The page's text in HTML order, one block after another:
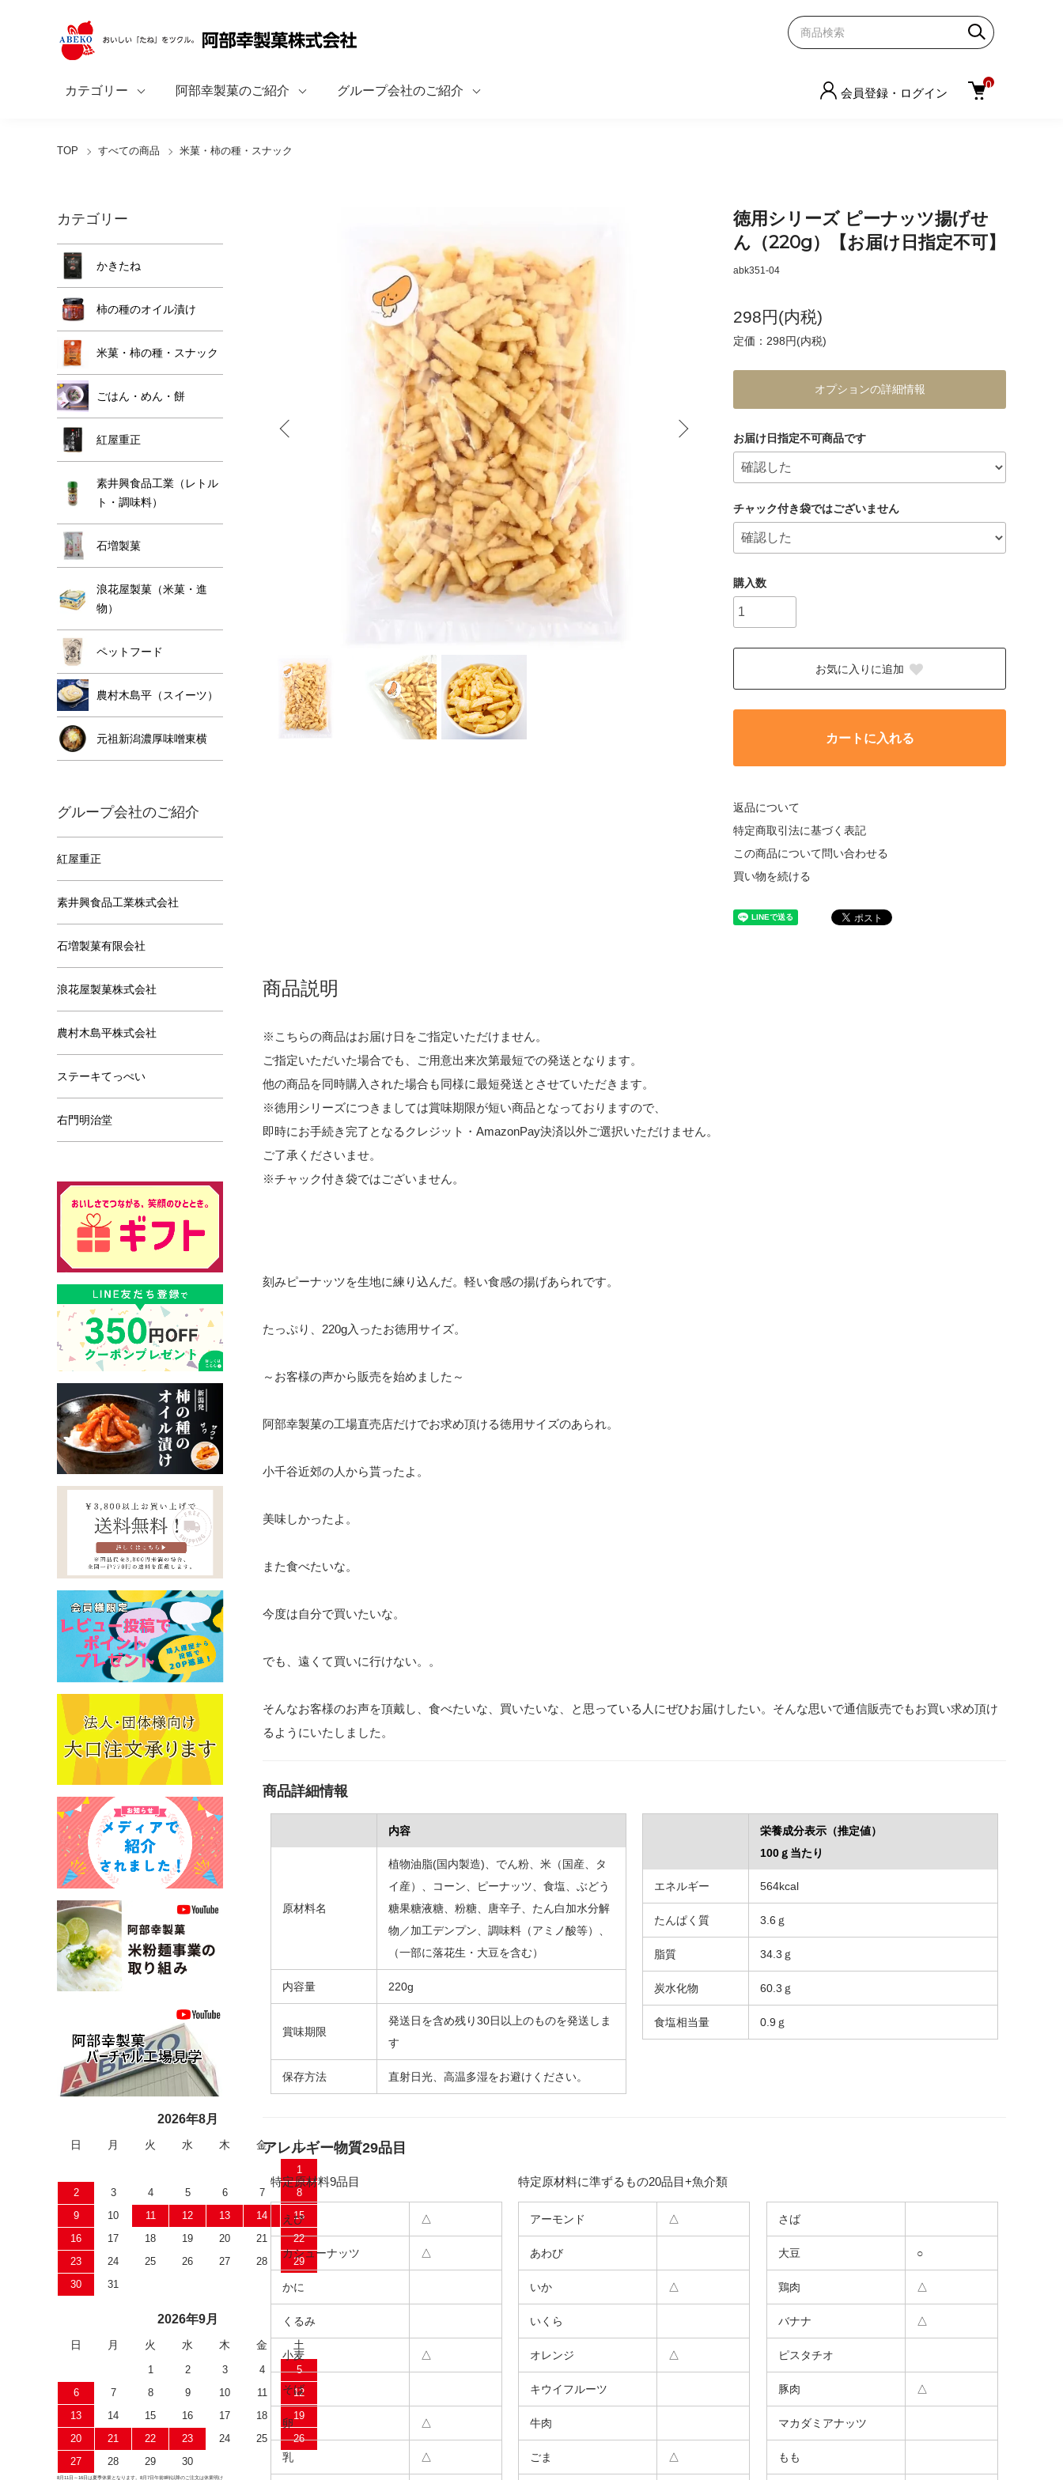
カテゴリー 阿部幸製菓のご紹介 グループ会社のご紹介 会員登録・ログイン
0
TOP すべての商品 米菓・柿の種・スナック
徳用シリーズ ピーナッツ揚げせ
ん（220g）【お届け日指定不可】
abk351-04
298円(内税)
定価：298円(内税)
オプションの詳細情報
お届け日指定不可商品です
チャック付き袋ではございません
購入数
お気に入りに追加
カートに入れる
返品について
特定商取引法に基づく表記
この商品について問い合わせる
買い物を続ける
商品説明
※こちらの商品はお届け日をご指定いただけません。
ご指定いただいた場合でも、ご用意出来次第最短での発送となります。
他の商品を同時購入された場合も同様に最短発送とさせていただきます。
※徳用シリーズにつきましては賞味期限が短い商品となっておりますので、
即時にお手続き完了となるクレジット・AmazonPay決済以外ご選択いただけません。
ご了承くださいませ。
※チャック付き袋ではございません。
刻みピーナッツを生地に練り込んだ。軽い食感の揚げあられです。
たっぷり、220g入ったお徳用サイズ。
～お客様の声から販売を始めました～
阿部幸製菓の工場直売店だけでお求め頂ける徳用サイズのあられ。
小千谷近郊の人から貰ったよ。
美味しかったよ。
また食べたいな。
今度は自分で買いたいな。
でも、遠くて買いに行けない。。
そんなお客様のお声を頂戴し、食べたいな、買いたいな、と思っている人にぜひお届けしたい。そんな思いで通信販売でもお買い求め頂け
るようにいたしました。
商品詳細情報
内容
原材料名
植物油脂(国内製造)、でん粉、米（国産、タ
イ産）、コーン、ピーナッツ、食塩、ぶどう
糖果糖液糖、粉糖、唐辛子、たん白加水分解
物／加工デンプン、調味料（アミノ酸等）、
（一部に落花生・大豆を含む）
内容量 220g
賞味期限
発送日を含め残り30日以上のものを発送しま
す
保存方法 直射日光、高温多湿をお避けください。
栄養成分表示（推定値）
100ｇ当たり
エネルギー 564kcal
たんぱく質 3.6ｇ
脂質 34.3ｇ
炭水化物 60.3ｇ
食塩相当量 0.9ｇ
アレルギー物質29品目
特定原材料9品目
えび △
カシューナッツ △
かに
くるみ
小麦 △
そば
卵 △
乳 △
特定原材料に準ずるもの20品目+魚介類
アーモンド △
あわび
いか △
いくら
オレンジ △
キウイフルーツ
牛肉
ごま △
さば
大豆 ○
鶏肉 △
バナナ △
ピスタチオ
豚肉 △
マカダミアナッツ
もも
カテゴリー
かきたね
柿の種のオイル漬け
米菓・柿の種・スナック
ごはん・めん・餅
紅屋重正
素井興食品工業（レトル
ト・調味料）
石増製菓
浪花屋製菓（米菓・進
物）
ペットフード
農村木島平（スイーツ）
元祖新潟濃厚味噌東横
グループ会社のご紹介
紅屋重正
素井興食品工業株式会社
石増製菓有限会社
浪花屋製菓株式会社
農村木島平株式会社
ステーキてっぺい
右門明治堂
2026年8月
日 月 火 水 木 金 土
1
2
3 4 5 6 7
8
9
10 11 12 13 14
15
16
17 18 19 20 21
22
23
24 25 26 27 28
29
30
31
2026年9月
日 月 火 水 木 金 土
1 2 3 4
5
6
7 8 9 10 11
12
13
14 15 16 17 18
19
20
21 22 23 24 25
26
27
28 29 30
8月11日～16日は夏季休業となります。8月7日午前8時以降のご注文は休業明け